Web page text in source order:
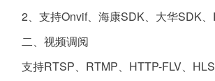
2、支持Onvif、海康SDK、大华SDK、
二、视频调阅
支持RTSP、RTMP、HTTP-FLV、HLS